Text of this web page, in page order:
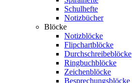
Schulhefte
Notizbücher
Blöcke
Notizblöcke
Flipchartblöcke
Durchschreibeblöcke
Ringbuchblöcke
Zeichenblöcke
Besprechungsblöcke